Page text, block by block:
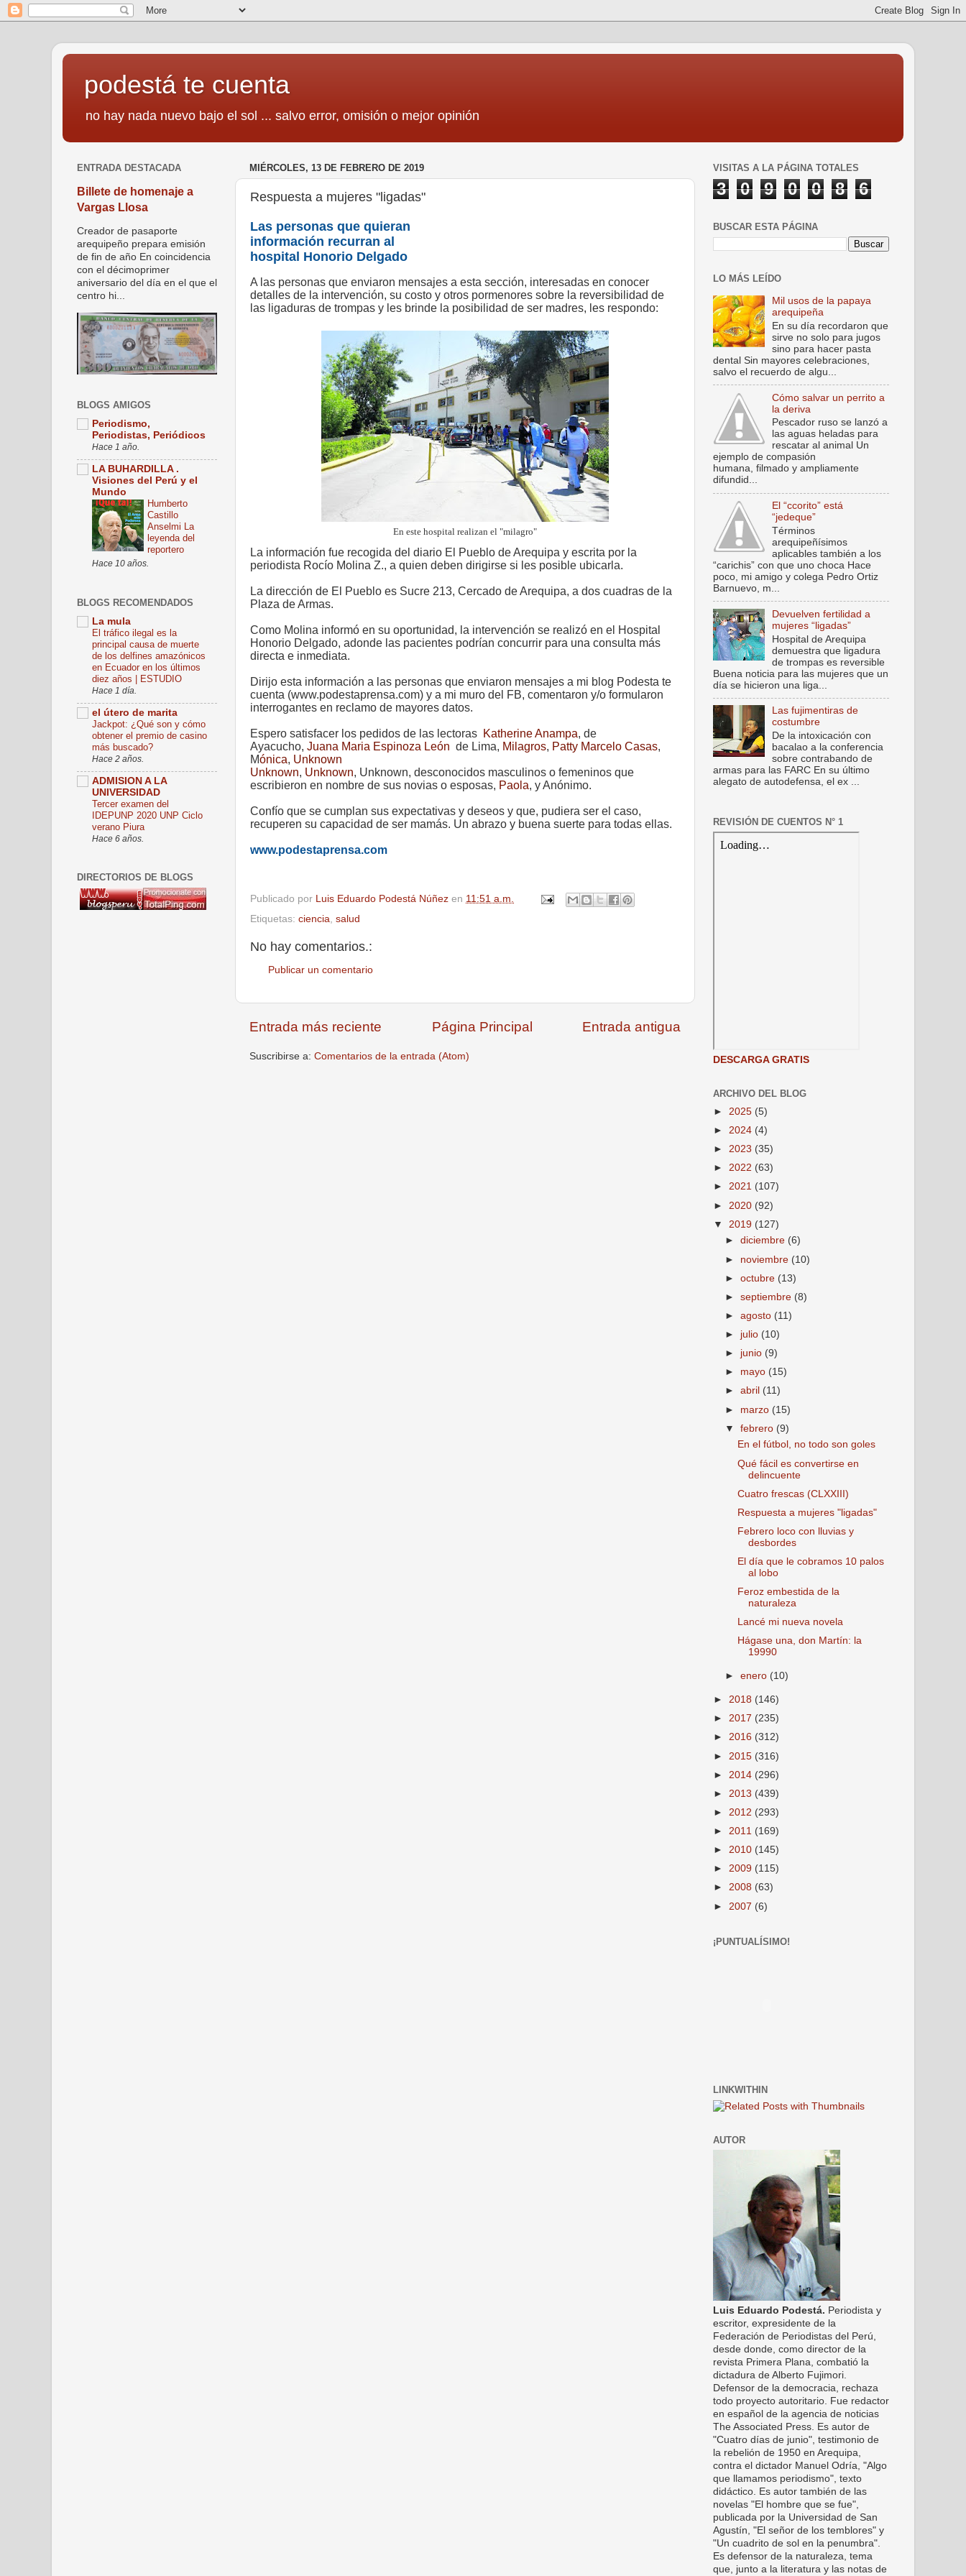
podestá te cuenta
no hay nada nuevo bajo el sol ... salvo error, omisión o mejor opinión
MIÉRCOLES, 13 DE FEBRERO DE 2019
Respuesta a mujeres "ligadas"
Las personas que quieran
información recurran al
hospital Honorio Delgado
A las personas que enviaron mensajes a esta sección, interesadas en conocer
detalles de la intervención, su costo y otros pormenores sobre la reversibilidad de
las ligaduras de trompas y les brinde la posibilidad de ser madres, les respondo:
En este hospital realizan el "milagro"
La información fue recogida del diario El Pueblo de Arequipa y escrita por la
periodista Rocío Molina Z., a quien deben dirigirse si les posible ubicarla.
La dirección de El Pueblo es Sucre 213, Cercado de Arequipa, a dos cuadras de la
Plaza de Armas.
Como Molina informó en su oportunidad, la intervención se realizó en el Hospital
Honorio Delgado, adonde las pacientes podrían concurrir para una consulta más
directa e inmediata.
Dirijo esta información a las personas que enviaron mensajes a mi blog Podesta te
cuenta (www.podestaprensa.com) y a mi muro del FB, comentaron y/o formularon
interrogantes en reclamo de mayores datos.
Espero satisfacer los pedidos de las lectoras Katherine Anampa, de
Ayacucho, Juana Maria Espinoza León de Lima, Milagros, Patty Marcelo Casas,
Mónica, Unknown
Unknown, Unknown, Unknown, desconocidos masculinos o femeninos que
escribieron en nombre de sus novias o esposas, Paola, y Anónimo.
Confío que se cumplan sus expectativas y deseos y que, pudiera ser el caso,
recuperen su capacidad de ser mamás. Un abrazo y buena suerte para todas ellas.
www.podestaprensa.com
Publicado por Luis Eduardo Podestá Núñez en 11:51 a.m.
Etiquetas: ciencia salud
No hay comentarios.:
Publicar un comentario
Entrada más reciente Entrada antigua
Página Principal
Suscribirse a: Comentarios de la entrada (Atom)
ENTRADA DESTACADA
Billete de homenaje a
Vargas Llosa
Creador de pasaporte
arequipeño prepara emisión
de fin de año En coincidencia
con el décimoprimer
aniversario del día en el que el
centro hi...
BLOGS AMIGOS
Periodismo,
Periodistas, Periódicos
Hace 1 año.
LA BUHARDILLA .
Visiones del Perú y el
Mundo
Humberto
Castillo
Anselmi La
leyenda del
reportero
Hace 10 años.
BLOGS RECOMENDADOS
La mula
El tráfico ilegal es la
principal causa de muerte
de los delfines amazónicos
en Ecuador en los últimos
diez años | ESTUDIO
Hace 1 día.
el útero de marita
Jackpot: ¿Qué son y cómo
obtener el premio de casino
más buscado?
Hace 2 años.
ADMISION A LA
UNIVERSIDAD
Tercer examen del
IDEPUNP 2020 UNP Ciclo
verano Piura
Hace 6 años.
DIRECTORIOS DE BLOGS
VISITAS A LA PÁGINA TOTALES
3 0 9 0 0 8 6
BUSCAR ESTA PÁGINA
LO MÁS LEÍDO
Mil usos de la papaya
arequipeña
En su día recordaron que
sirve no solo para jugos
sino para hacer pasta
dental Sin mayores celebraciones,
salvo el recuerdo de algu...
Cómo salvar un perrito a
la deriva
Pescador ruso se lanzó a
las aguas heladas para
rescatar al animal Un
ejemplo de compasión
humana, filmado y ampliamente
difundid...
El “ccorito” está
“jedeque”
Términos
arequipeñísimos
aplicables también a los
“carichis” con que uno choca Hace
poco, mi amigo y colega Pedro Ortiz
Barnuevo, m...
Devuelven fertilidad a
mujeres “ligadas”
Hospital de Arequipa
demuestra que ligadura
de trompas es reversible
Buena noticia para las mujeres que un
día se hicieron una liga...
Las fujimentiras de
costumbre
De la intoxicación con
bacalao a la conferencia
sobre contrabando de
armas para las FARC En su último
alegato de autodefensa, el ex ...
REVISIÓN DE CUENTOS N° 1
DESCARGA GRATIS
ARCHIVO DEL BLOG
► 2025 (5)
► 2024 (4)
► 2023 (35)
► 2022 (63)
► 2021 (107)
► 2020 (92)
▼ 2019 (127)
►diciembre (6)
► noviembre (10)
►octubre (13)
►septiembre (8)
►agosto (11)
► julio (10)
► junio (9)
► mayo (15)
►abril (11)
► marzo (15)
▼febrero (9)
En el fútbol, no todo son goles
Qué fácil es convertirse en
delincuente
Cuatro frescas (CLXXIII)
Respuesta a mujeres "ligadas"
Febrero loco con lluvias y
desbordes
El día que le cobramos 10 palos
al lobo
Feroz embestida de la
naturaleza
Lancé mi nueva novela
Hágase una, don Martín: la
19990
►enero (10)
► 2018 (146)
► 2017 (235)
► 2016 (312)
► 2015 (316)
► 2014 (296)
► 2013 (439)
► 2012 (293)
► 2011 (169)
► 2010 (145)
► 2009 (115)
► 2008 (63)
► 2007 (6)
¡PUNTUALÍSIMO!
LINKWITHIN
AUTOR
Luis Eduardo Podestá. Periodista y
escritor, expresidente de la
Federación de Periodistas del Perú,
desde donde, como director de la
revista Primera Plana, combatió la
dictadura de Alberto Fujimori.
Defensor de la democracia, rechaza
todo proyecto autoritario. Fue redactor
en español de la agencia de noticias
The Associated Press. Es autor de
"Cuatro días de junio", testimonio de
la rebelión de 1950 en Arequipa,
contra el dictador Manuel Odría, "Algo
que llamamos periodismo", texto
didáctico. Es autor también de las
novelas "El hombre que se fue",
publicada por la Universidad de San
Agustín, "El señor de los temblores" y
"Un cuadrito de sol en la penumbra".
Es defensor de la naturaleza, tema
que, junto a la literatura y las notas de